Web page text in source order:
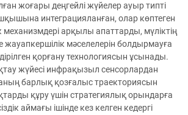
жоғары деңгейлі жүйелер ауыр типті
интеграцияланған, олар көптеген
механизмдері арқылы апаттарды, мүліктің
мәселелерін болдырмауға
қорғану технологиясын ұсынады.
жүйесі инфрақызыл сенсорлардан
барлық қозғалыс траекториясын
құру үшін стратегиялық орындарға
аймағы ішінде кез келген кедергі